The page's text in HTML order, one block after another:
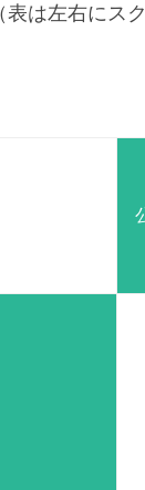
表は左右にス